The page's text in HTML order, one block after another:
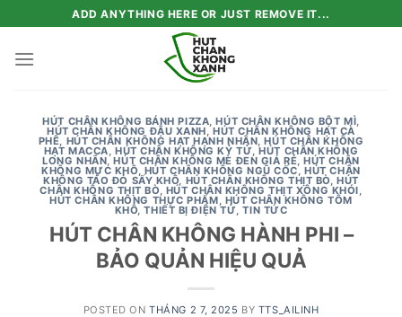
to
content
ADD ANYTHING HERE OR JUST REMOVE IT...
HÚT CHÂN KHÔNG BÁNH PIZZA,HÚT CHÂN KHÔNG BỘT MÌ,
HÚT CHÂN KHÔNG ĐẬU XANH,HÚT CHÂN KHÔNG HẠT CÀ
PHÊ, HÚT CHÂN KHÔNG HẠT HẠNH NHÂN,HÚT CHÂN KHÔNG
HẠT MACCA, HÚT CHÂN KHÔNG KỶ TỬ,HÚT CHÂN KHÔNG
LONG NHÃN,HÚT CHÂN KHÔNG MÈ ĐEN GIÁ RẺ,HÚT CHÂN
KHÔNG MỰC KHÔ, HÚT CHÂN KHÔNG NGŨ CỐC,HÚT CHÂN
KHÔNG TÁO ĐỎ SẤY KHÔ, HÚT CHÂN KHÔNG THỊT BÒ,HÚT
CHÂN KHÔNG THỊT BÒ, HÚT CHÂN KHÔNG THỊT XÔNG KHÓI,
HÚT CHÂN KHÔNG THỰC PHẨM, HÚT CHÂN KHÔNG TÔM
KHÔ,THIẾT BỊ ĐIỆN TỬ,TIN TỨC
HÚT CHÂN KHÔNG HÀNH PHI –
BẢO QUẢN HIỆU QUẢ
POSTED ONTHÁNG 2 7, 2025 BY TTS_AILINH